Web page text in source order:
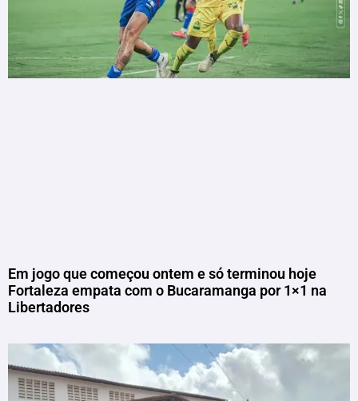
Em jogo que começou ontem e só terminou hoje
Fortaleza empata com o Bucaramanga por 1×1 na
Libertadores